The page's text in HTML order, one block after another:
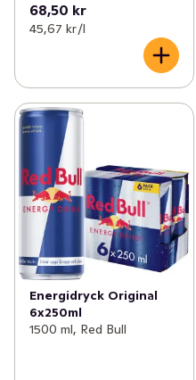
68,50 kr
45,67 kr /l
Energidryck Original
6x250ml
1500 ml, Red Bull